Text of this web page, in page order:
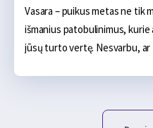
Vasara – puikus metas ne tik
išmanius patobulinimus,
jūsų turto vertę. Nesvarbu,